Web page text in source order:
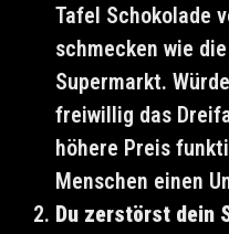
Tafel Schokolade
schmecken wie
Supermarkt.
freiwillig das
höhere Preis
Menschen einen
Du zerstörst dein